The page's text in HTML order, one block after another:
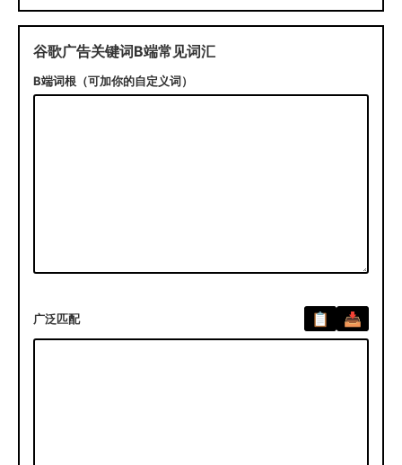
谷歌广告关键词B端常见词汇
B端词根（可加你的自定义词）
广泛匹配